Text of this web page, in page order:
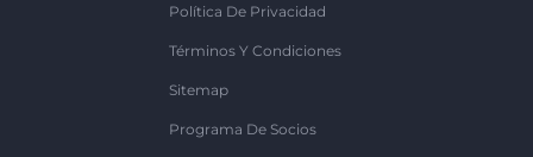
Política De Privacidad
Términos Y Condiciones
Sitemap
Programa De Socios